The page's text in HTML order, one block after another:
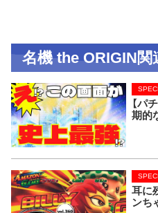
名機 the ORIGIN関
【パ
期的
耳に
ンち